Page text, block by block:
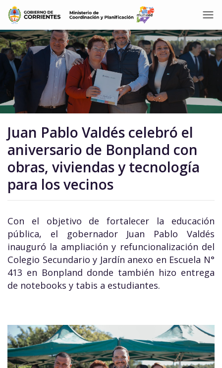
Juan Pablo Valdés celebró el
aniversario de Bonpland con
obras, viviendas y tecnología
para los vecinos
Con el objetivo de fortalecer la educación
pública, el gobernador Juan Pablo Valdés
inauguró la ampliación y refuncionalización del
Colegio Secundario y Jardín anexo en Escuela N°
413 en Bonpland donde también hizo entrega
de notebooks y tabis a estudiantes.